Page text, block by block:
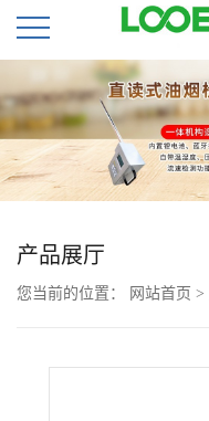
公
司
首
页
公
产品展厅
您当前的位置： 网站首页 >